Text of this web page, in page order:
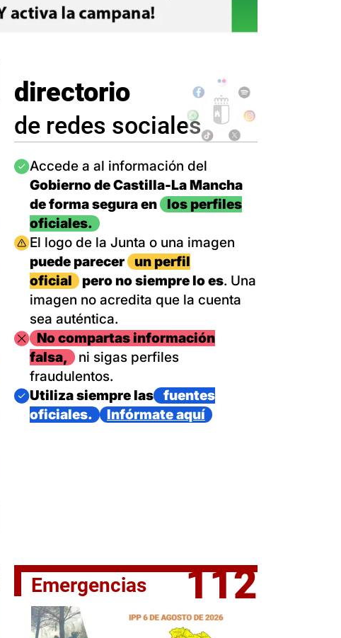
El jefe del Ejecutivo castellanomanchego, Emiliano García-
directorio
de redes sociales
Imagen
Accede a al información del
Gobierno de Castilla-La Mancha
de forma segura en
los perfiles
oficiales.
Imagen
El logo de la Junta o una imagen
puede parecer
un perfil
oficial
pero no siempre lo es. Una
imagen no acredita que la cuenta
sea auténtica.
ImagenNo compartas información
falsa,
ni sigas perfiles
fraudulentos.
Imagen
Utiliza siempre las
fuentes
oficiales.
Infórmate aquí
Emergencias 112